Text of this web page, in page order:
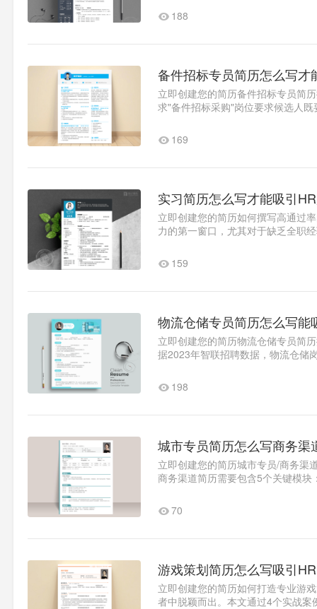
188
备件招标专员简历怎么写才
立即创建您的简历备件招标专员简
求"备件招标采购"岗位要求候选人
169
实习简历怎么写才能吸引
立即创建您的简历如何撰写高通过
力的第一窗口，尤其对于缺乏全职
159
物流仓储专员简历怎么写能
立即创建您的简历物流仓储专员简
据2023年智联招聘数据，物流仓储
198
城市专员简历怎么写商务渠
立即创建您的简历城市专员/商务渠
商务渠道简历需要包含5个关键模
70
游戏策划简历怎么写吸引
立即创建您的简历如何打造专业游
者中脱颖而出。本文通过4个实战